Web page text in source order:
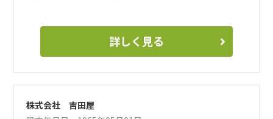
詳しく見る
株式会社 吉田屋